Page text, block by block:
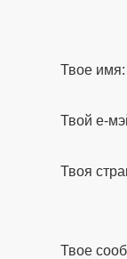
Твое имя:
Твой е-
Твоя
Твое